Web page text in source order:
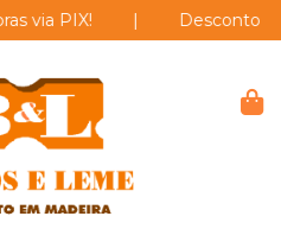
PIX! Desconto de